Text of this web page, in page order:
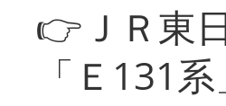
👉ＪＲ東
「Ｅ131